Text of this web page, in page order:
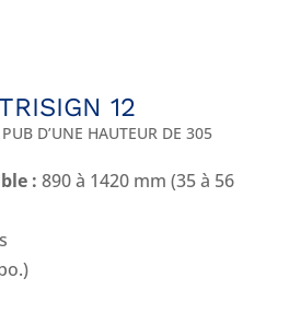
12
D’UNE HAUTEUR DE 305
: 890 à 1420 mm (35 à 56